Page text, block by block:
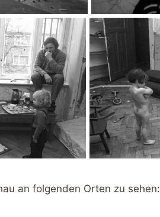
an folgenden Orten zu sehen: